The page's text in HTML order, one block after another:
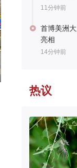
11分钟前
首博美洲
亮相
14分钟前
热议